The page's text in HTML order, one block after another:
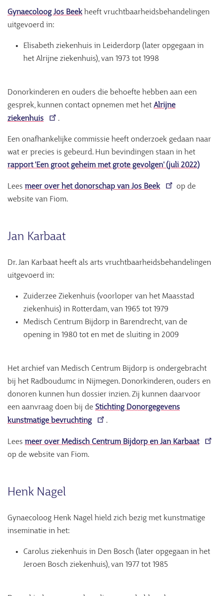
Gynaecoloog Jos Beek heeft vruchtbaarheidsbehandelingen
uitgevoerd in:
Elisabeth ziekenhuis in Leiderdorp (later opgegaan in
het Alrijne ziekenhuis), van 1973 tot 1998
Donorkinderen en ouders die behoefte hebben aan een
gesprek, kunnen contact opnemen met het Alrijne
ziekenhuis
.
Een onafhankelijke commissie heeft onderzoek gedaan naar
wat er precies is gebeurd. Hun bevindingen staan in het
rapport 'Een groot geheim met grote gevolgen' (juli 2022)
Lees meer over het donorschap van Jos Beek
op de
website van Fiom.
Jan Karbaat
Dr. Jan Karbaat heeft als arts vruchtbaarheidsbehandelingen
uitgevoerd in:
Zuiderzee Ziekenhuis (voorloper van het Maasstad
ziekenhuis) in Rotterdam, van 1965 tot 1979
Medisch Centrum Bijdorp in Barendrecht, van de
opening in 1980 tot en met de sluiting in 2009
Het archief van Medisch Centrum Bijdorp is ondergebracht
bij het Radboudumc in Nijmegen. Donorkinderen, ouders en
donoren kunnen hun dossier inzien. Zij kunnen daarvoor
een aanvraag doen bij de Stichting Donorgegevens
kunstmatige bevruchting
.
Lees meer over Medisch Centrum Bijdorp en Jan Karbaat
op de website van Fiom.
Henk Nagel
Gynaecoloog Henk Nagel hield zich bezig met kunstmatige
inseminatie in het:
Carolus ziekenhuis in Den Bosch (later opgegaan in het
Jeroen Bosch ziekenhuis), van 1977 tot 1985